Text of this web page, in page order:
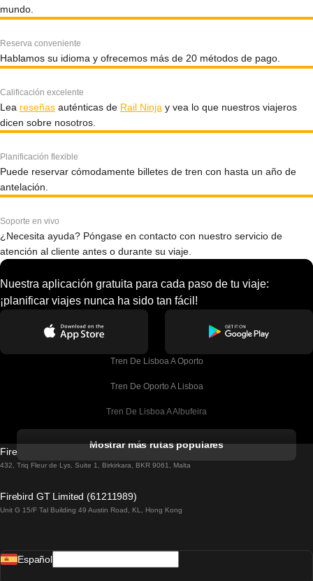
mundo.
Reserva conveniente
Hablamos su idioma y ofrecemos más de 20 métodos de pago.
Calificación excelente
Lea reseñas auténticas de Rail Ninja y vea lo que nuestros viajeros
dicen sobre nosotros.
Planificación flexible
Puede reservar cómodamente billetes de tren con hasta un año de
antelación.
Soporte en vivo
¿Necesita ayuda? Póngase en contacto con nuestro servicio de
atención al cliente antes o durante su viaje.
Nuestra aplicación gratuita para cada paso de tu viaje:
¡planificar viajes nunca ha sido tan fácil!
Tren De Lisboa A Oporto
Tren De Oporto A Lisboa
Tren De Lisboa A Albufeira
Tren De Lisboa A Lagos
Tren De Lisboa A Madrid
Mostrar más rutas populares
Firebird GT Limited (OC 1451)
432, Triq Fleur de Lys, Suite 1, Birkirkara, BKR 9061, Malta
Firebird GT Limited (61211989)
Unit G 15/F Tal Building 49 Austin Road, KL, Hong Kong
Español